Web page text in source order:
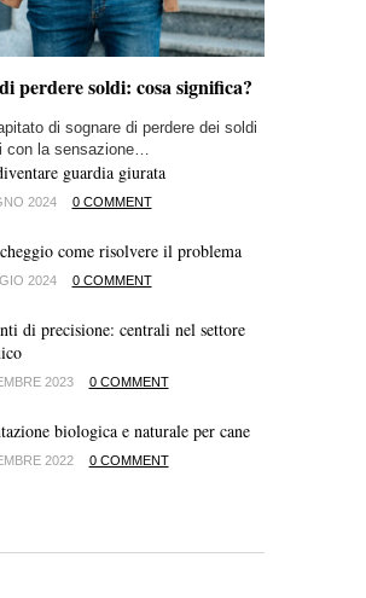
perdere soldi: cosa significa?
di sognare di perdere dei soldi
con la sensazione…
guardia giurata
2024 0 COMMENT
come risolvere il problema
2024 0 COMMENT
di precisione: centrali nel settore
2023 0 COMMENT
biologica e naturale per cane
2022 0 COMMENT